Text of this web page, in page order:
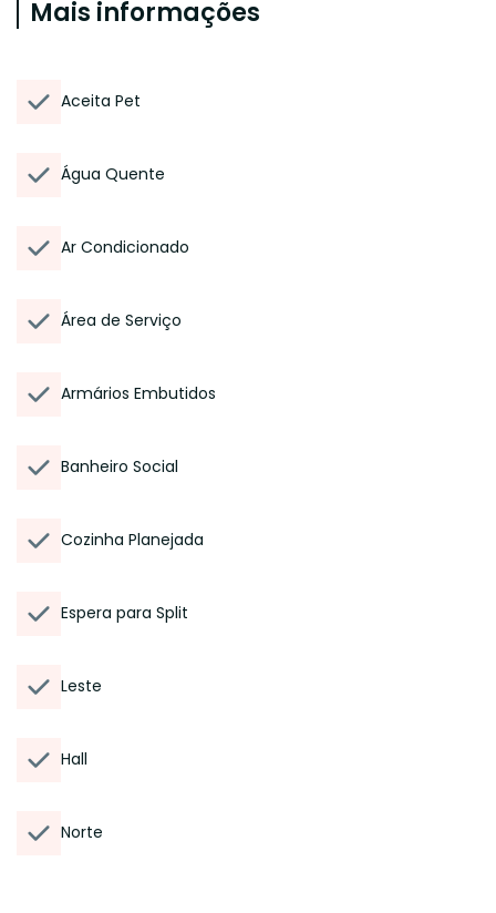
Mais informações
Aceita Pet
Água Quente
Ar Condicionado
Área de Serviço
Armários Embutidos
Banheiro Social
Cozinha Planejada
Espera para Split
Leste
Hall
Norte